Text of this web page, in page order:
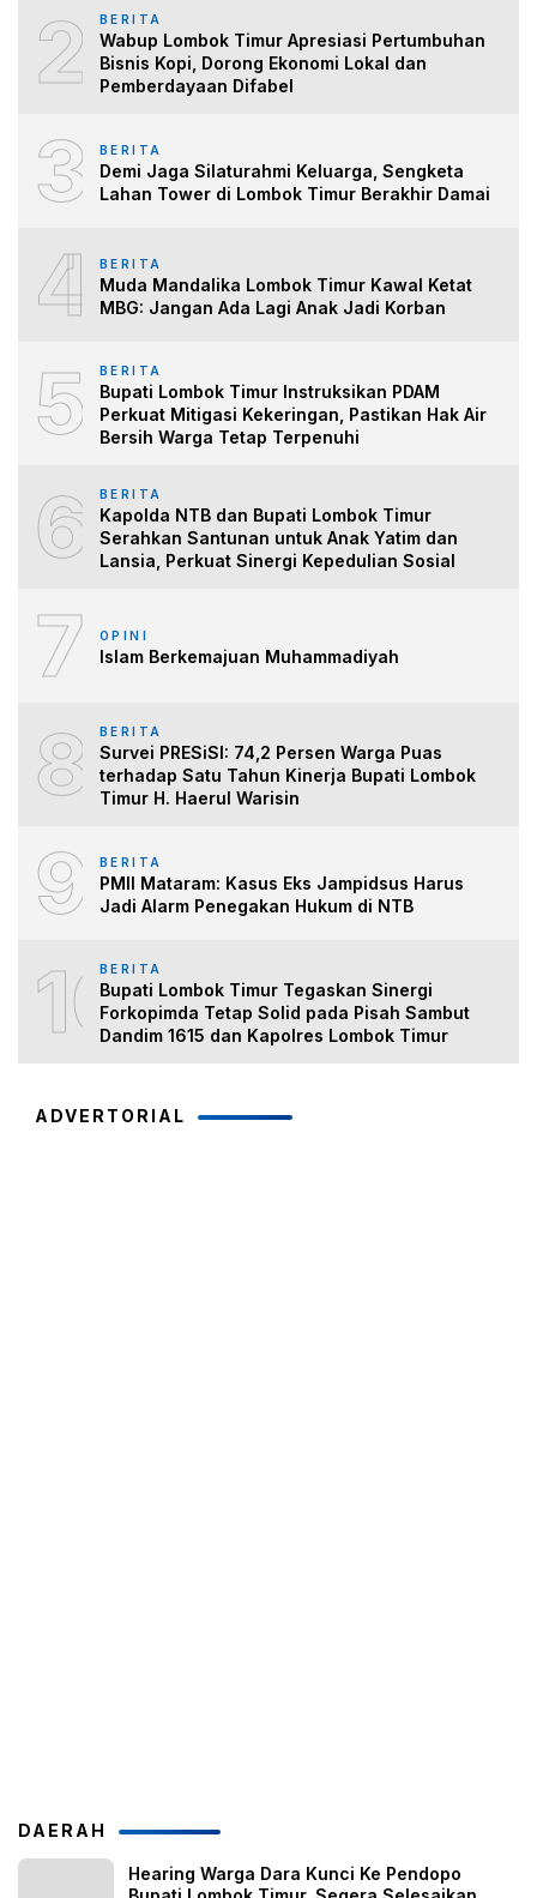
2 BERITA
Wabup Lombok Timur Apresiasi Pertumbuhan
Bisnis Kopi, Dorong Ekonomi Lokal dan
Pemberdayaan Difabel
3 BERITA
Demi Jaga Silaturahmi Keluarga, Sengketa
Lahan Tower di Lombok Timur Berakhir Damai
4 BERITA
Muda Mandalika Lombok Timur Kawal Ketat
MBG: Jangan Ada Lagi Anak Jadi Korban
5 BERITA
Bupati Lombok Timur Instruksikan PDAM
Perkuat Mitigasi Kekeringan, Pastikan Hak Air
Bersih Warga Tetap Terpenuhi
6 BERITA
Kapolda NTB dan Bupati Lombok Timur
Serahkan Santunan untuk Anak Yatim dan
Lansia, Perkuat Sinergi Kepedulian Sosial
7 OPINI
Islam Berkemajuan Muhammadiyah
8 BERITA
Survei PRESiSI: 74,2 Persen Warga Puas
terhadap Satu Tahun Kinerja Bupati Lombok
Timur H. Haerul Warisin
9 BERITA
PMII Mataram: Kasus Eks Jampidsus Harus
Jadi Alarm Penegakan Hukum di NTB
10BERITA
Bupati Lombok Timur Tegaskan Sinergi
Forkopimda Tetap Solid pada Pisah Sambut
Dandim 1615 dan Kapolres Lombok Timur
ADVERTORIAL
DAERAH
Hearing Warga Dara Kunci Ke Pendopo